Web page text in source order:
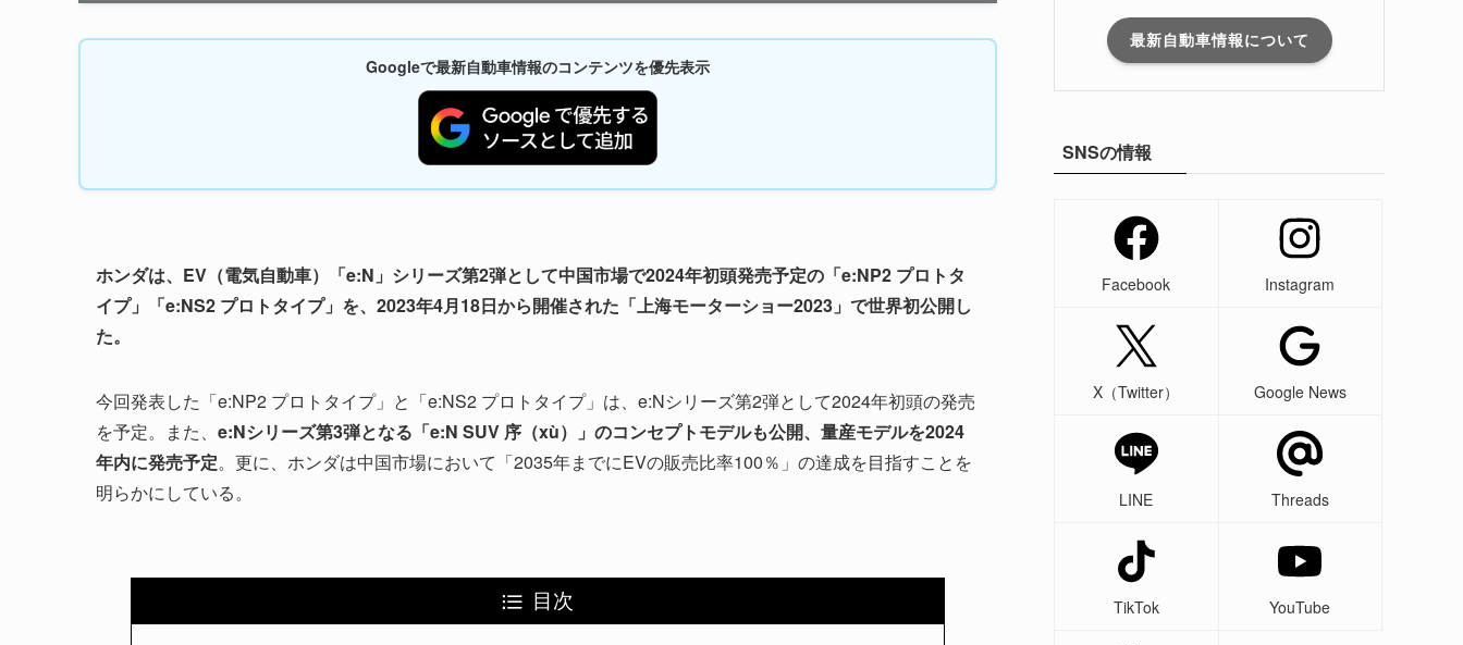
Googleで最新自動車情報のコンテンツを優先表示
ホンダは、EV（電気自動車）「e:N」シリーズ第2弾として中国市場で2024年初頭発売予定の「e:NP2 プロトタ
イプ」「e:NS2 プロトタイプ」を、2023年4月18日から開催された「上海モーターショー2023」で世界初公開し
た。
今回発表した「e:NP2 プロトタイプ」と「e:NS2 プロトタイプ」は、e:Nシリーズ第2弾として2024年初頭の発売
を予定。また、 e:Nシリーズ第3弾となる「e:N SUV 序（xù）」のコンセプトモデルも公開、量産モデルを2024
年内に発売予定。更に、ホンダは中国市場において「2035年までにEVの販売比率100％」の達成を目指すことを
明らかにしている。
目次
最新自動車情報について
SNSの情報
Facebook Instagram
X（Twitter） Google News
LINE Threads
TikTok YouTube